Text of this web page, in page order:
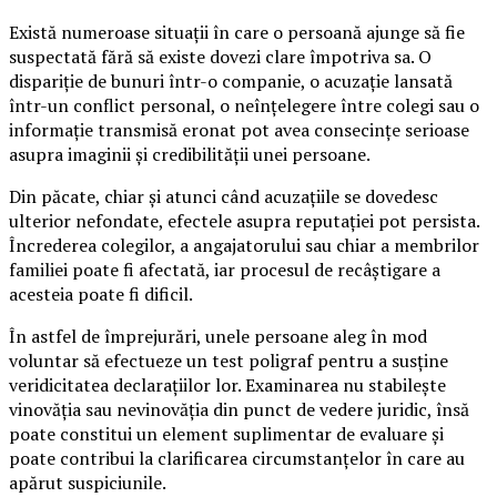
Există numeroase situații în care o persoană ajunge să fie
suspectată fără să existe dovezi clare împotriva sa. O
dispariție de bunuri într-o companie, o acuzație lansată
într-un conflict personal, o neînțelegere între colegi sau o
informație transmisă eronat pot avea consecințe serioase
asupra imaginii și credibilității unei persoane.
Din păcate, chiar și atunci când acuzațiile se dovedesc
ulterior nefondate, efectele asupra reputației pot persista.
Încrederea colegilor, a angajatorului sau chiar a membrilor
familiei poate fi afectată, iar procesul de recâștigare a
acesteia poate fi dificil.
În astfel de împrejurări, unele persoane aleg în mod
voluntar să efectueze un test poligraf pentru a susține
veridicitatea declarațiilor lor. Examinarea nu stabilește
vinovăția sau nevinovăția din punct de vedere juridic, însă
poate constitui un element suplimentar de evaluare și
poate contribui la clarificarea circumstanțelor în care au
apărut suspiciunile.